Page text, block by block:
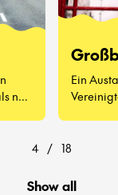
nur
Ein
4 / 18
Show all